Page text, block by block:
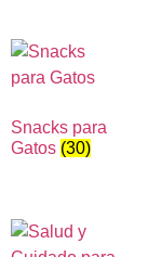
Snacks para
Gatos (30)